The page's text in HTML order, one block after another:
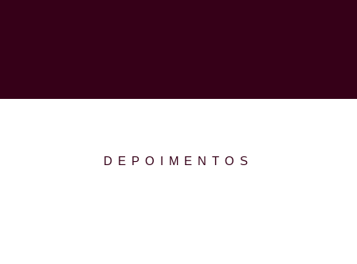
DEPOIMENTOS